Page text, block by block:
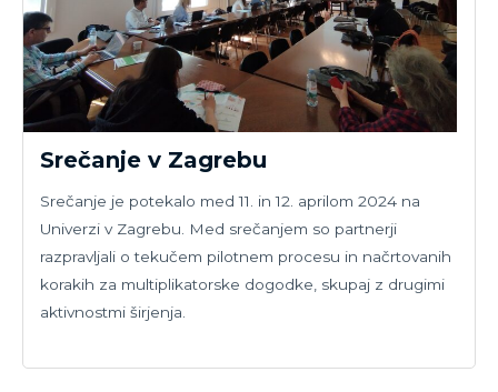
Srečanje v Zagrebu
Srečanje je potekalo med 11. in 12. aprilom 2024 na
Univerzi v Zagrebu. Med srečanjem so partnerji
razpravljali o tekučem pilotnem procesu in načrtovanih
korakih za multiplikatorske dogodke, skupaj z drugimi
aktivnostmi širjenja.